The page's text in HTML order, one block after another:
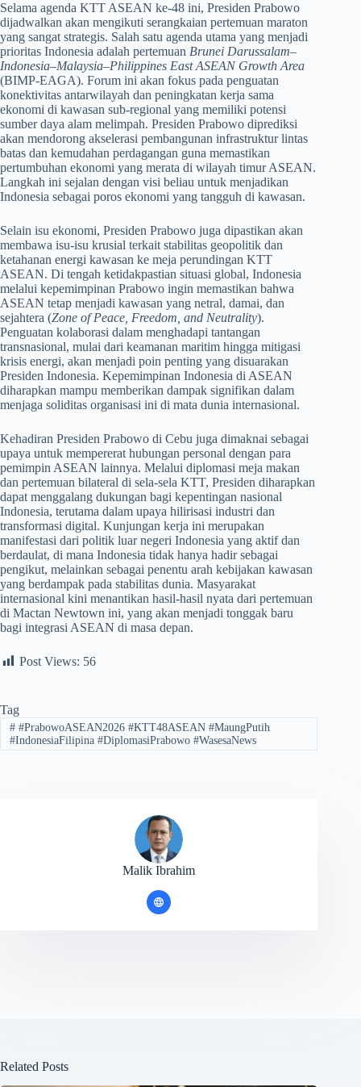
​Selama agenda KTT ASEAN ke-48 ini, Presiden Prabowo
dijadwalkan akan mengikuti serangkaian pertemuan maraton
yang sangat strategis. Salah satu agenda utama yang menjadi
prioritas Indonesia adalah pertemuan Brunei Darussalam–
Indonesia–Malaysia–Philippines East ASEAN Growth Area
(BIMP-EAGA). Forum ini akan fokus pada penguatan
konektivitas antarwilayah dan peningkatan kerja sama
ekonomi di kawasan sub-regional yang memiliki potensi
sumber daya alam melimpah. Presiden Prabowo diprediksi
akan mendorong akselerasi pembangunan infrastruktur lintas
batas dan kemudahan perdagangan guna memastikan
pertumbuhan ekonomi yang merata di wilayah timur ASEAN.
Langkah ini sejalan dengan visi beliau untuk menjadikan
Indonesia sebagai poros ekonomi yang tangguh di kawasan.
​Selain isu ekonomi, Presiden Prabowo juga dipastikan akan
membawa isu-isu krusial terkait stabilitas geopolitik dan
ketahanan energi kawasan ke meja perundingan KTT
ASEAN. Di tengah ketidakpastian situasi global, Indonesia
melalui kepemimpinan Prabowo ingin memastikan bahwa
ASEAN tetap menjadi kawasan yang netral, damai, dan
sejahtera (Zone of Peace, Freedom, and Neutrality).
Penguatan kolaborasi dalam menghadapi tantangan
transnasional, mulai dari keamanan maritim hingga mitigasi
krisis energi, akan menjadi poin penting yang disuarakan
Presiden Indonesia. Kepemimpinan Indonesia di ASEAN
diharapkan mampu memberikan dampak signifikan dalam
menjaga soliditas organisasi ini di mata dunia internasional.
​Kehadiran Presiden Prabowo di Cebu juga dimaknai sebagai
upaya untuk mempererat hubungan personal dengan para
pemimpin ASEAN lainnya. Melalui diplomasi meja makan
dan pertemuan bilateral di sela-sela KTT, Presiden diharapkan
dapat menggalang dukungan bagi kepentingan nasional
Indonesia, terutama dalam upaya hilirisasi industri dan
transformasi digital. Kunjungan kerja ini merupakan
manifestasi dari politik luar negeri Indonesia yang aktif dan
berdaulat, di mana Indonesia tidak hanya hadir sebagai
pengikut, melainkan sebagai penentu arah kebijakan kawasan
yang berdampak pada stabilitas dunia. Masyarakat
internasional kini menantikan hasil-hasil nyata dari pertemuan
di Mactan Newtown ini, yang akan menjadi tonggak baru
bagi integrasi ASEAN di masa depan.
Post Views: 56
Tag
##PrabowoASEAN2026 #KTT48ASEAN #MaungPutih
#IndonesiaFilipina #DiplomasiPrabowo #WasesaNews
Malik Ibrahim
Related Posts